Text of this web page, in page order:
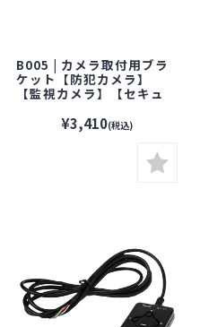
B005 | カメラ取付用ブラ
ケット【防犯カメラ】
【監視カメラ】【セキュ
【WATEC】【ワテック】
¥3,410(税込)